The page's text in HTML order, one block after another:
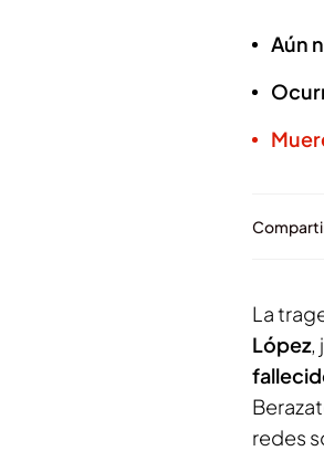
Aún
La
López,
redes